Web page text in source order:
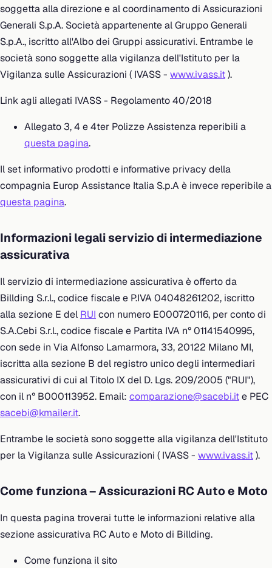
soggetta alla direzione e al coordinamento di Assicurazioni
Generali S.p.A. Società appartenente al Gruppo Generali
S.p.A., iscritto all'Albo dei Gruppi assicurativi. Entrambe le
società sono soggette alla vigilanza dell'Istituto per la
Vigilanza sulle Assicurazioni ( IVASS - www.ivass.it).
Link agli allegati IVASS - Regolamento 40/2018
Allegato 3, 4 e 4ter Polizze Assistenza reperibili a
questa pagina.
Il set informativo prodotti e informative privacy della
compagnia Europ Assistance Italia S.p.A è invece reperibile a
questa pagina.
Informazioni legali servizio di intermediazione
assicurativa
Il servizio di intermediazione assicurativa è offerto da
Billding S.r.l., codice fiscale e P.IVA 04048261202, iscritto
alla sezione E del RUI con numero E000720116, per conto di
S.A.Cebi S.r.l., codice fiscale e Partita IVA n° 01141540995,
con sede in Via Alfonso Lamarmora, 33, 20122 Milano MI,
iscritta alla sezione B del registro unico degli intermediari
assicurativi di cui al Titolo IX del D. Lgs. 209/2005 ("RUI"),
con il n° B000113952. Email: comparazione@sacebi.ite PEC
sacebi@kmailer.it.
Entrambe le società sono soggette alla vigilanza dell'Istituto
per la Vigilanza sulle Assicurazioni ( IVASS - www.ivass.it).
Come funziona – Assicurazioni RC Auto e Moto
In questa pagina troverai tutte le informazioni relative alla
sezione assicurativa RC Auto e Moto di Billding.
Come funziona il sito